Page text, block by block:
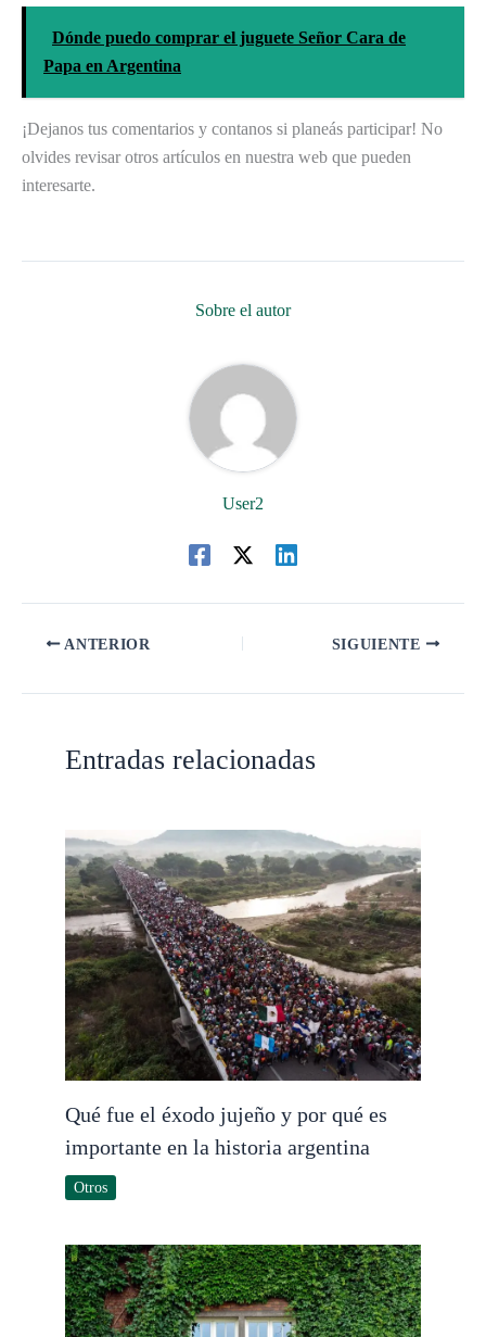
Dónde puedo comprar el juguete Señor Cara de
Papa en Argentina
¡Dejanos tus comentarios y contanos si planeás participar! No
olvides revisar otros artículos en nuestra web que pueden
interesarte.
Sobre el autor
User2
ANTERIOR SIGUIENTE
Entradas relacionadas
Qué fue el éxodo jujeño y por qué es
importante en la historia argentina
Otros